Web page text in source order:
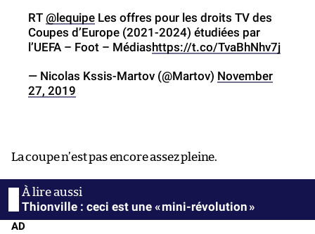
RT @lequipe Les offres pour les droits TV des
Coupes d’Europe (2021-2024) étudiées par
l’UEFA – Foot – Médiashttps://t.co/TvaBhNhv7j
— Nicolas Kssis-Martov (@Martov) November
27, 2019
La coupe n’est pas encore assez pleine.
Thionville : ceci est une « mini-révolution »
AD